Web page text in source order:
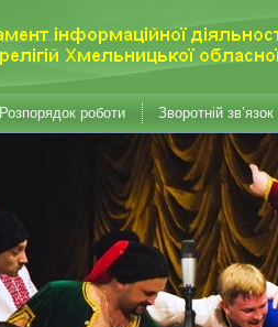
Розпорядок роботи Зворотній зв’язок